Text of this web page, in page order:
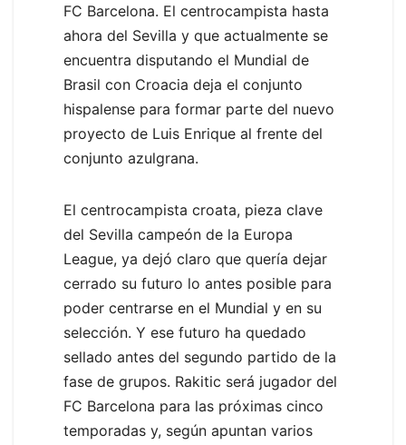
FC Barcelona. El centrocampista hasta
ahora del Sevilla y que actualmente se
encuentra disputando el Mundial de
Brasil con Croacia deja el conjunto
hispalense para formar parte del nuevo
proyecto de Luis Enrique al frente del
conjunto azulgrana.
El centrocampista croata, pieza clave
del Sevilla campeón de la Europa
League, ya dejó claro que quería dejar
cerrado su futuro lo antes posible para
poder centrarse en el Mundial y en su
selección. Y ese futuro ha quedado
sellado antes del segundo partido de la
fase de grupos. Rakitic será jugador del
FC Barcelona para las próximas cinco
temporadas y, según apuntan varios